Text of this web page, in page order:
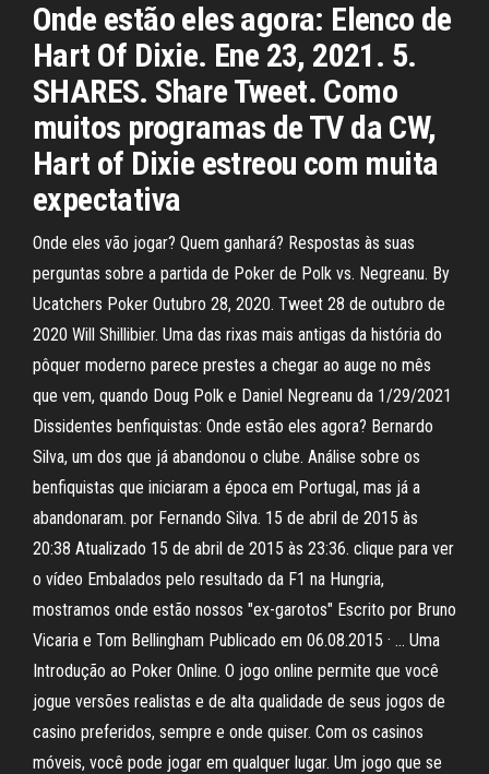
Onde estão eles agora: Elenco de
Hart Of Dixie. Ene 23, 2021. 5.
SHARES. Share Tweet. Como
muitos programas de TV da CW,
Hart of Dixie estreou com muita
expectativa
Onde eles vão jogar? Quem ganhará? Respostas às suas
perguntas sobre a partida de Poker de Polk vs. Negreanu. By
Ucatchers Poker Outubro 28, 2020. Tweet 28 de outubro de
2020 Will Shillibier. Uma das rixas mais antigas da história do
pôquer moderno parece prestes a chegar ao auge no mês
que vem, quando Doug Polk e Daniel Negreanu da 1/29/2021
Dissidentes benfiquistas: Onde estão eles agora? Bernardo
Silva, um dos que já abandonou o clube. Análise sobre os
benfiquistas que iniciaram a época em Portugal, mas já a
abandonaram. por Fernando Silva. 15 de abril de 2015 às
20:38 Atualizado 15 de abril de 2015 às 23:36. clique para ver
o vídeo Embalados pelo resultado da F1 na Hungria,
mostramos onde estão nossos "ex-garotos" Escrito por Bruno
Vicaria e Tom Bellingham Publicado em 06.08.2015 · … Uma
Introdução ao Poker Online. O jogo online permite que você
jogue versões realistas e de alta qualidade de seus jogos de
casino preferidos, sempre e onde quiser. Com os casinos
móveis, você pode jogar em qualquer lugar. Um jogo que se